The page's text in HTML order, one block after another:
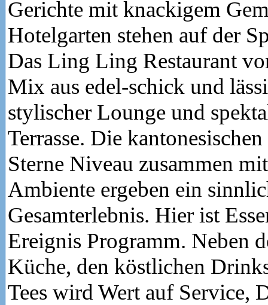
Gerichte mit knackigem
Hotelgarten stehen auf der
Das Ling Ling Restaurant
Mix aus edel-schick und
stylischer Lounge und
Terrasse. Die
Sterne Niveau zusammen
Ambiente ergeben ein
Gesamterlebnis. Hier ist
Ereignis Programm. Neben
Küche, den köstlichen
Tees wird Wert auf Service,